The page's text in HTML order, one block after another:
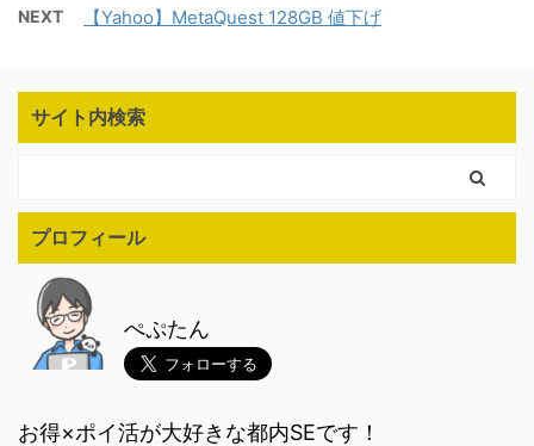
NEXT 【Yahoo】MetaQuest 128GB 値下げ
サイト内検索
プロフィール
ぺぷたん
お得×ポイ活が大好きな都内SEです！